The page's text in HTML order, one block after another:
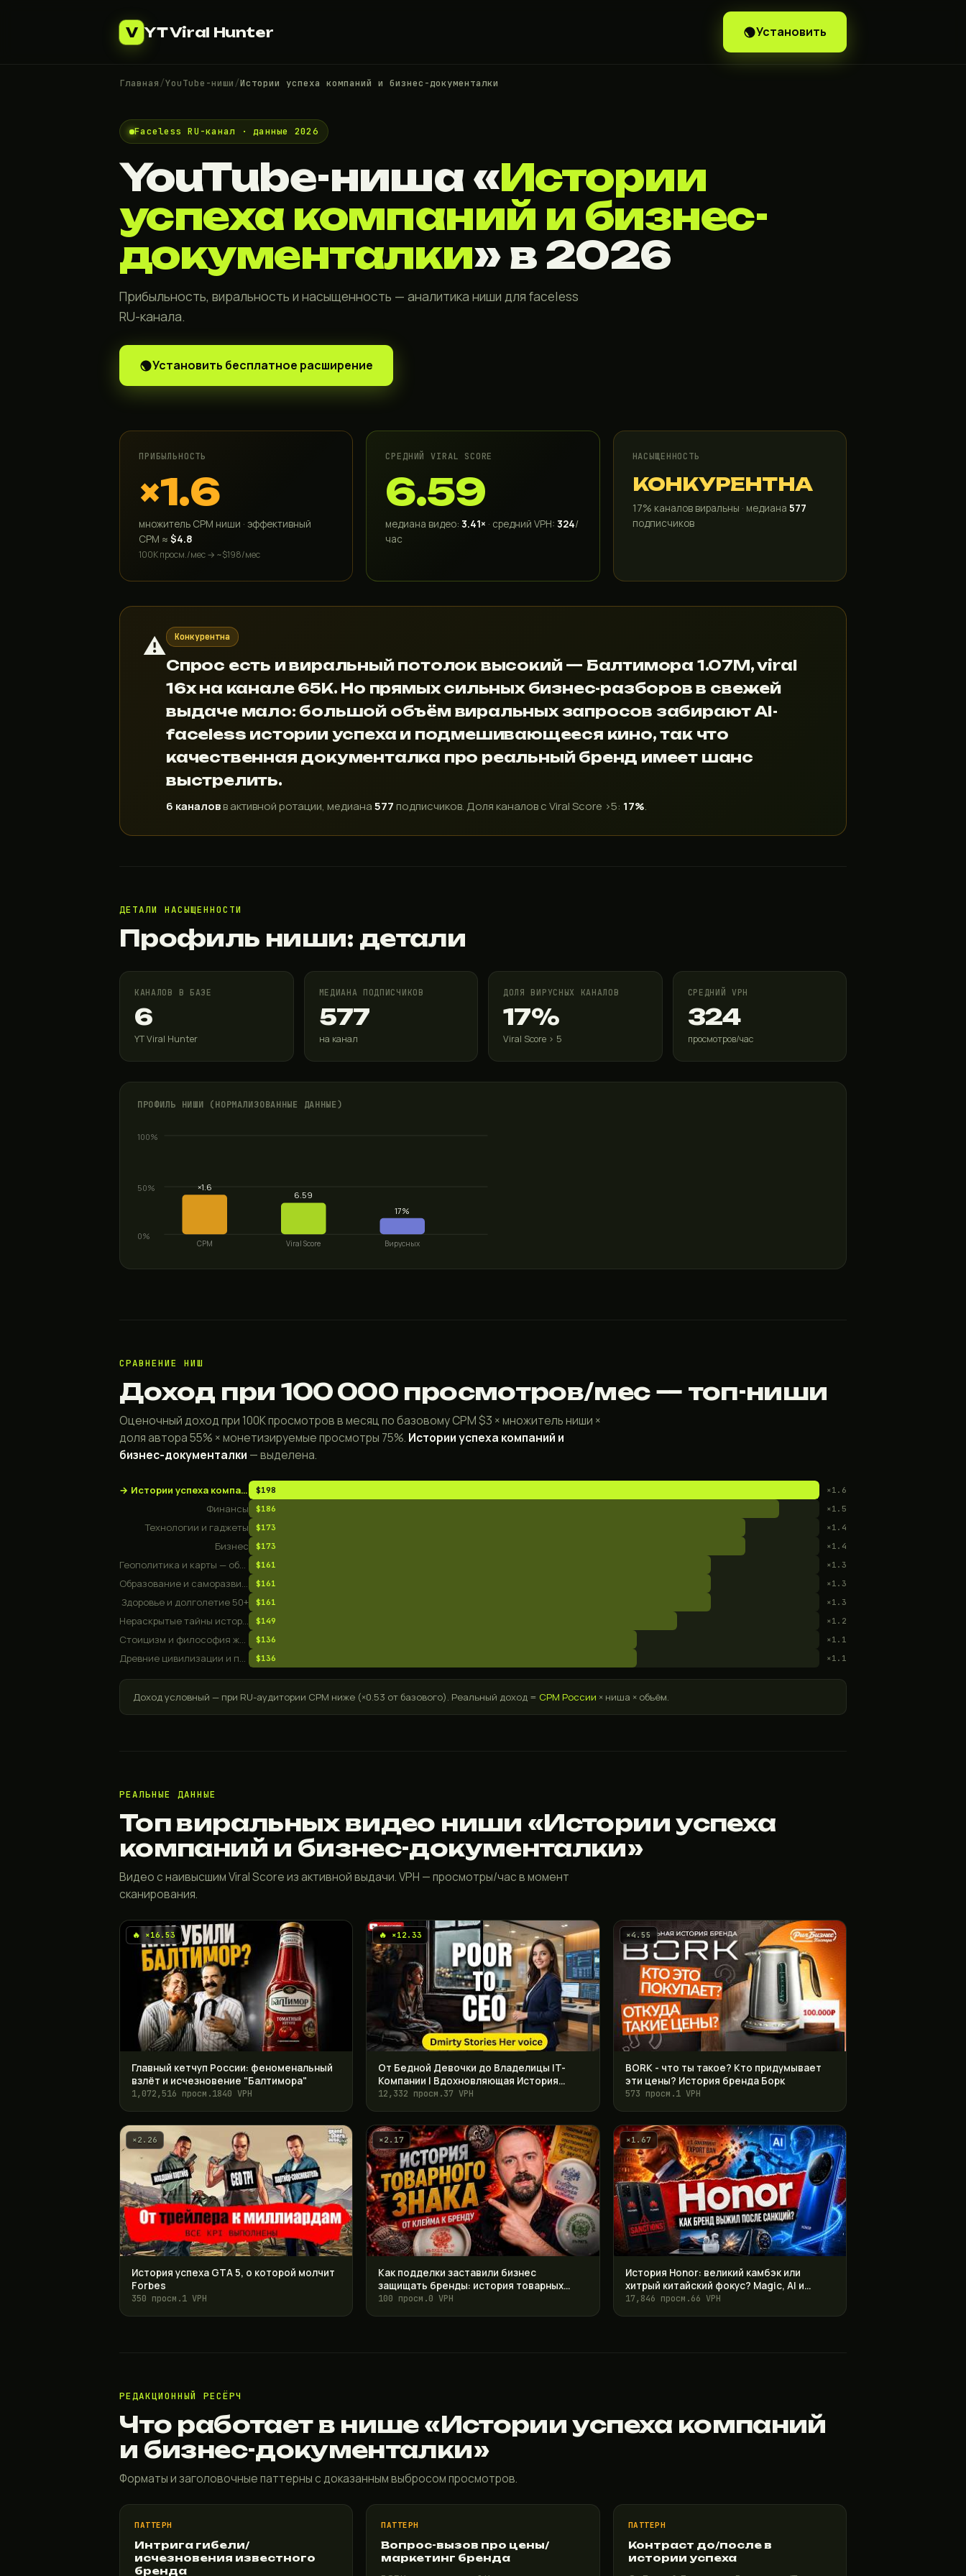
V YT Viral Hunter Установить
Главная/YouTube-ниши/Истории успеха компаний и бизнес-документалки
Faceless RU-канал · данные 2026
YouTube-ниша «Истории
успеха компаний и бизнес-
документалки» в 2026
Прибыльность, виральность и насыщенность — аналитика ниши для faceless
RU-канала.
Установить бесплатное расширение
ПРИБЫЛЬНОСТЬ
×1.6
множитель CPM ниши · эффективный
CPM ≈ $4.8
100K просм./мес → ~$198/мес
СРЕДНИЙ VIRAL SCORE
6.59
медиана видео:3.41× · средний VPH:324/
час
НАСЫЩЕННОСТЬ
КОНКУРЕНТНА
17% каналов виральны · медиана 577
подписчиков
⚠️ Конкурентна
Спрос есть и виральный потолок высокий — Балтимора 1.07M, viral
16x на канале 65K. Но прямых сильных бизнес-разборов в свежей
выдаче мало: большой объём виральных запросов забирают AI-
faceless истории успеха и подмешивающееся кино, так что
качественная документалка про реальный бренд имеет шанс
выстрелить.
6 каналовв активной ротации, медиана577подписчиков. Доля каналов с Viral Score >5: 17%.
ДЕТАЛИ НАСЫЩЕННОСТИ
Профиль ниши: детали
КАНАЛОВ В БАЗЕ
6
YT Viral Hunter
МЕДИАНА ПОДПИСЧИКОВ
577
на канал
ДОЛЯ ВИРУСНЫХ КАНАЛОВ
17%
Viral Score > 5
СРЕДНИЙ VPH
324
просмотров/час
ПРОФИЛЬ НИШИ (НОРМАЛИЗОВАННЫЕ ДАННЫЕ)
100%
50%
0%
×1.6
CPM
6.59
Viral Score
17%
Вирусных
СРАВНЕНИЕ НИШ
Доход при 100 000 просмотров/мес — топ-ниши
Оценочный доход при 100K просмотров в месяц по базовому CPM $3 × множитель ниши ×
доля автора 55% × монетизируемые просмотры 75%. Истории успеха компаний и
бизнес-документалки — выделена.
→ Истории успеха компаний и бизнес-документалки $198 ×1.6
Финансы $186 ×1.5
Технологии и гаджеты $173 ×1.4
Бизнес $173 ×1.4
Геополитика и карты — объяснялки мировых конфликтов $161 ×1.3
Образование и саморазвитие $161 ×1.3
Здоровье и долголетие 50+ $161 ×1.3
Нераскрытые тайны истории $149 ×1.2
Стоицизм и философия жизни $136 ×1.1
Древние цивилизации и потерянные тайны $136 ×1.1
Доход условный — при RU-аудитории CPM ниже (×0.53 от базового). Реальный доход = CPM России × ниша × объём.
РЕАЛЬНЫЕ ДАННЫЕ
Топ виральных видео ниши «Истории успеха
компаний и бизнес-документалки»
Видео с наивысшим Viral Score из активной выдачи. VPH — просмотры/час в момент
сканирования.
🔥 ×16.53
Главный кетчуп России: феноменальный
взлёт и исчезновение "Балтимора"
1,072,516 просм.1840 VPH
🔥 ×12.33
От Бедной Девочки до Владелицы IT-
Компании | Вдохновляющая История
Успеха Алины
12,332 просм.37 VPH
×4.55
BORK - что ты такое? Кто придумывает
эти цены? История бренда Борк
573 просм.1 VPH
×2.26
История успеха GTA 5, о которой молчит
Forbes
350 просм.1 VPH
×2.17
Как подделки заставили бизнес
защищать бренды: история товарных
знаков
100 просм.0 VPH
×1.67
История Honor: великий камбэк или
хитрый китайский фокус? Magic, AI и
возвращение
17,846 просм.66 VPH
РЕДАКЦИОННЫЙ РЕСЁРЧ
Что работает в нише «Истории успеха компаний
и бизнес-документалки»
Форматы и заголовочные паттерны с доказанным выбросом просмотров.
ПАТТЕРН
Интрига гибели/
исчезновения известного
бренда
ПАТТЕРН
Вопрос-вызов про цены/
маркетинг бренда
ПАТТЕРН
Контраст до/после в
истории успеха